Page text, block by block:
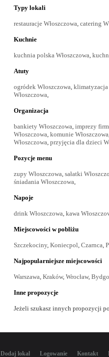
Typy lokali
restauracje Włoszczowa, catering
Kuchnie
kuchnia polska Włoszczowa,
Atuty
ogródek Włoszczowa, klimatyzacja
Włoszczowa,
Organizacja
bankiety Włoszczowa, imprezy
Włoszczowa, komunie Włoszczowa
Włoszczowa, przyjęcia dla dzieci
Pozycje menu
zupy Włoszczowa, sałatki
śniadania Włoszczowa,
Napoje
drink Włoszczowa, kawa
Miejscowości w pobliżu
Szczekociny, Koniecpol, Czarnca,
Najpopularniejsze miejscowości
Warszawa, Kraków, Wrocław,
Inne propozycje
Jeżeli szukasz innych propozycji
Dodaj lokal Logowanie Kontakt